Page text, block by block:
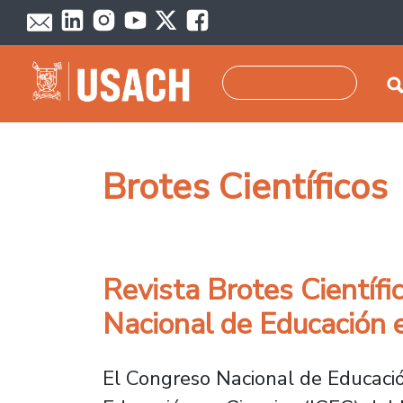
Pasar al contenido principal
Brotes Científicos
Revista Brotes
Nacional de Educación
El Congreso Nacional de